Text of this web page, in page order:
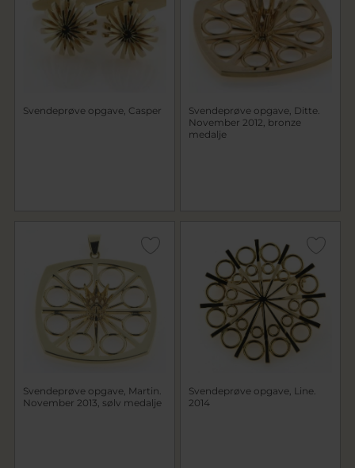
Svendeprøve opgave, Casper
Svendeprøve opgave, Ditte.
November 2012, bronze
medalje
Svendeprøve opgave, Martin.
November 2013, sølv medalje
Svendeprøve opgave, Line.
2014